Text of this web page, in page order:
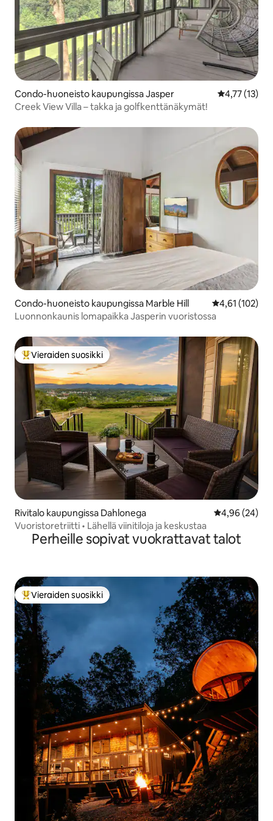
Condo-huoneisto kaupungissa Jasper
4,77 (13)
Creek View Villa – takka ja golfkenttänäkymät!
Condo-huoneisto kaupungissa Marble Hill
4,61 (102)
Luonnonkaunis lomapaikka Jasperin vuoristossa
Vieraiden suosikkien parhaimmistoa
Vieraiden suosikki
Rivitalo kaupungissa Dahlonega
4,96 (24)
Vuoristoretriitti • Lähellä viinitiloja ja keskustaa
Perheille sopivat vuokrattavat talot
Vieraiden suosikkien parhaimmistoa
Vieraiden suosikki